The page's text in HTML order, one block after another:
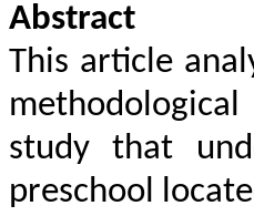
Abstract
This article
study that
preschool